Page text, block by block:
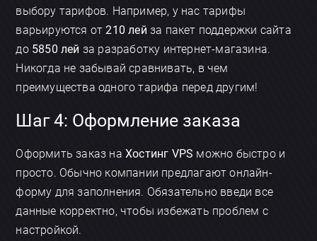
выбору тарифов. Например, у нас тарифы
варьируются от210 лей за пакет поддержки сайта
до 5850 лей за разработку интернет-магазина.
Никогда не забывай сравнивать, в чем
преимущества одного тарифа перед другим!
Шаг 4: Оформление заказа
Оформить заказ наХостинг VPS можно быстро и
просто. Обычно компании предлагают онлайн-
форму для заполнения. Обязательно введи все
данные корректно, чтобы избежать проблем с
настройкой.